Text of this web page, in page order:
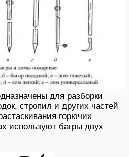
для разборки
стропил и других частей
горючих
используют багры двух